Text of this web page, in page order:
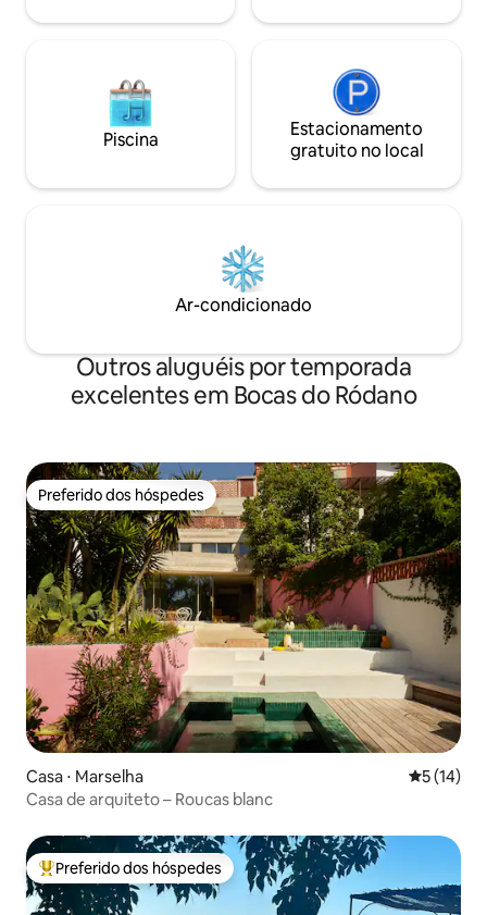
mas pacificamente isolado.
Piscina
Estacionamento
gratuito no local
Ar-condicionado
Outros aluguéis por temporada
excelentes em Bocas do Ródano
Preferido dos hóspedes
Preferido dos hóspedes
Casa ⋅ Marselha 5 de uma
5 (14)
Casa de arquiteto – Roucas blanc
Entre os melhores preferidos dos hóspedes
Preferido dos hóspedes